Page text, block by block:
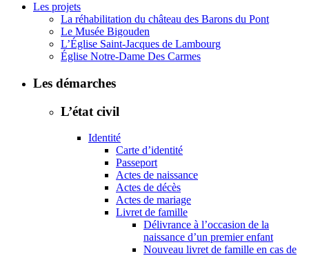
Les projets
La réhabilitation du château des Barons du Pont
Le Musée Bigouden
L’Église Saint-Jacques de Lambourg
Église Notre-Dame Des Carmes
Les démarches
L’état civil
Identité
Carte d’identité
Passeport
Actes de naissance
Actes de décès
Actes de mariage
Livret de famille
Délivrance à l’occasion de la
naissance d’un premier enfant
Nouveau livret de famille en cas de